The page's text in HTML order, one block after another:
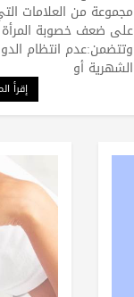
مجموعة من العلامات
على ضعف خصوبة المرأة
وتتضمن:عدم انتظام
الشهرية أو
إقرأ